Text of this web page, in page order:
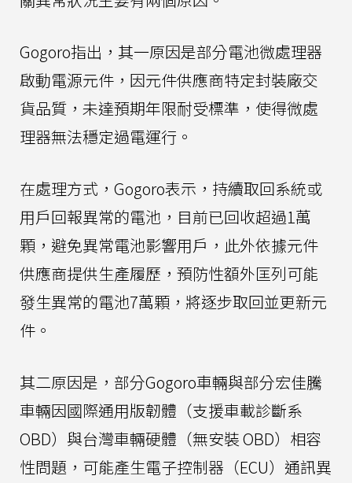
Gogoro指出，其一原因是部分電池微處理器
啟動電源元件，因元件供應商特定封裝廠交
貨品質，未達預期年限耐受標準，使得微處
理器無法穩定過電運行。
在處理方式，Gogoro表示，持續取回系統或
用戶回報異常的電池，目前已回收超過1萬
顆，避免異常電池影響用戶，此外依據元件
供應商提供生產履歷，預防性額外匡列可能
發生異常的電池7萬顆，將逐步取回並更新元
件。
其二原因是，部分Gogoro車輛與部分宏佳騰
車輛因國際通用版韌體（支援車載診斷系
OBD）與台灣車輛硬體（無安裝 OBD）相容
性問題，可能產生電子控制器（ECU）通訊異